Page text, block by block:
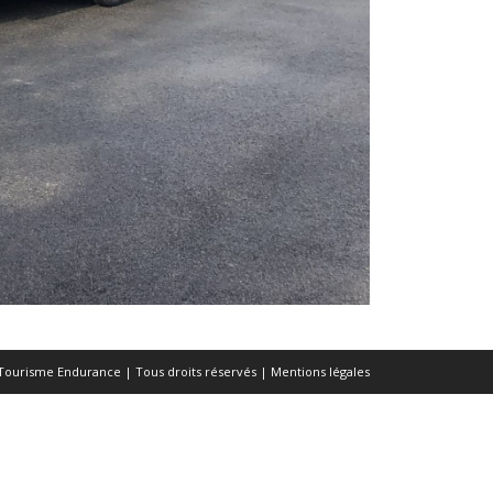
Endurance | Tous droits réservés | Mentions légales